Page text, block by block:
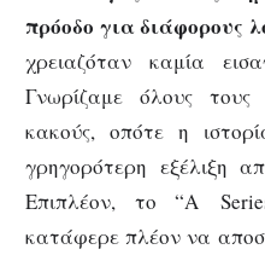
πρόοδο για διάφορους
χρειαζόταν καμία
Γνωρίζαμε όλους
κακούς, οπότε η
γρηγορότερη εξέλιξη
Επιπλέον, το “Α
κατάφερε πλέον να